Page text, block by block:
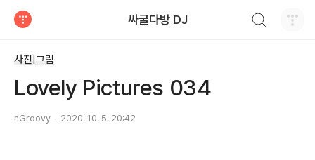
싸굴다방 DJ
사진|그림
Lovely Pictures 034
nGroovy 2020. 10. 5. 20:42